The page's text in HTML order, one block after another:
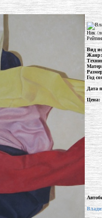
Ник /
Вид
Жанр:
Год
Дата
Цена: